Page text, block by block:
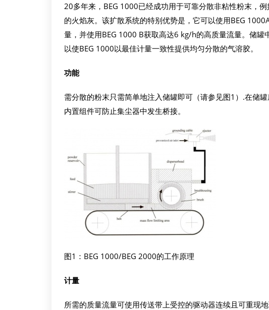
20多年来，BEG 1000已经成功用于可靠分散非粘性粉末，
的火焰灰。该扩散系统的特别优势是，它可以使用BEG
量，并使用BEG 1000 B获取高达6 kg/h的高质量流量。储
以使BEG 1000以最佳计量一致性提供均匀分散的气溶胶。
功能
需分散的粉末只需简单地注入储罐即可（请参见图1）.在储
内置组件可防止集尘器中发生桥接。
图1：BEG 1000/BEG 2000的工作原理
计量
所需的质量流量可使用传送带上受控的驱动器连续且可重现